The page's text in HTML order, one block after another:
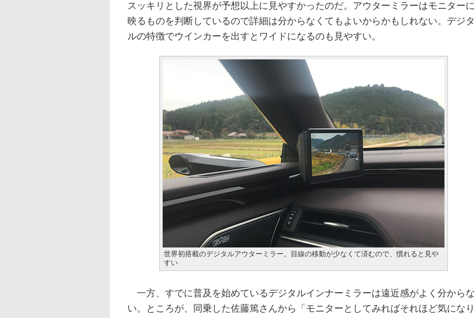
スッキリとした視界が予想以上に見やすかったのだ。アウターミラーはモニターに
映るものを判断しているので詳細は分からなくてもよいからかもしれない。デジタ
ルの特徴でウインカーを出すとワイドになるのも見やすい。
世界初搭載のデジタルアウターミラー。目線の移動が少なくて済むので、慣れると見や
すい
一方、すでに普及を始めているデジタルインナーミラーは遠近感がよく分からな
い。ところが、同乗した佐藤篤さんから「モニターとしてみればそれほど気になり